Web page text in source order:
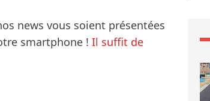
news vous soient présentées
smartphone ! Il suffit de